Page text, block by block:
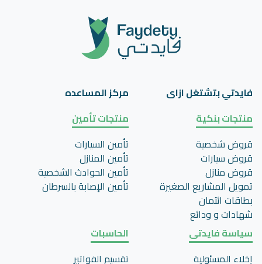
فايدتي بتشتغل ازاى
مركز المساعده
منتجات بنكية
قروض شخصية
قروض سيارات
قروض منازل
تمويل المشاريع الصغيرة
بطاقات ائتمان
شهادات و ودائع
منتجات تأمين
تأمين السيارات
تأمين المنازل
تأمين الحوادث الشخصية
تأمين اﻹصابة بالسرطان
سياسة فايدتى
إخلاء المسئولية
الحاسبات
تقسيم الفواتير